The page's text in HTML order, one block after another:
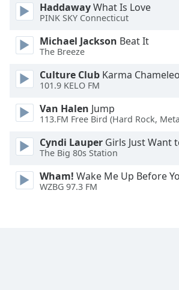
Text
Edge
Style
Font
Dialog
End
HaddawayWhat Is Love
PINK SKY Connecticut
Michael Jackson Beat It
The Breeze
Culture Club Karma
101.9 KELO FM
Van Halen Jump
113.FM Free Bird (Hard Rock,
Cyndi Lauper Girls Just Want
The Big 80s Station
Wham! Wake Me Up Before
WZBG 97.3 FM